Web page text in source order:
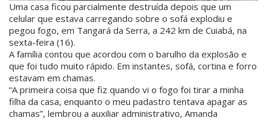
Uma casa ficou parcialmente destruída depois que um
celular que estava carregando sobre o sofá explodiu e
pegou fogo, em Tangará da Serra, a 242 km de Cuiabá, na
sexta-feira (16).
A família contou que acordou com o barulho da explosão e
que foi tudo muito rápido. Em instantes, sofá, cortina e forro
estavam em chamas.
“A primeira coisa que fiz quando vi o fogo foi tirar a minha
filha da casa, enquanto o meu padastro tentava apagar as
chamas”, lembrou a auxiliar administrativo, Amanda